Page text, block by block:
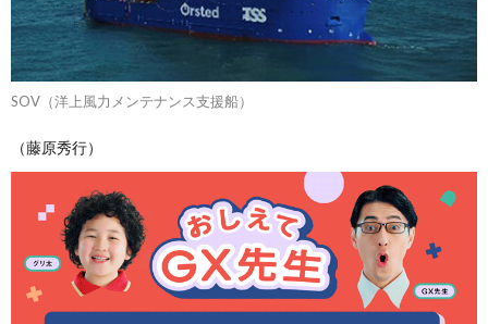
SOV（洋上風力メンテナンス支援船）
（藤原秀行）